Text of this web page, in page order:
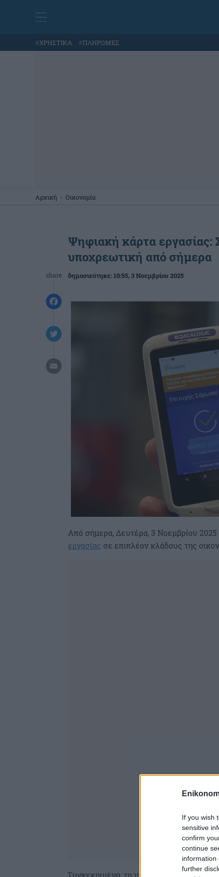
If you wish
sensitive
confirm
continue
information
further
#ΧΡΗΣΤΙΚΑ #ΠΛΗΡΩΜΕΣ
Αρχική - Οικονομία
share
Ψηφιακή κάρτα εργασίας:
υποχρεωτική από σήμερα
δημοσιεύτηκε:10:55, 3 Νοεμβρίου 2025
Από σήμερα, Δευτέρα, 3 Νοεμβρίου
εργασίας σε επιπλέον κλάδους της
Συγκεκριμένα, το μέτρο επεκτείνεται: